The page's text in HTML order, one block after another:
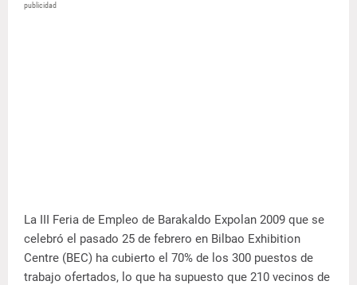
publicidad
La III Feria de Empleo de Barakaldo Expolan 2009 que se
celebró el pasado 25 de febrero en Bilbao Exhibition
Centre (BEC) ha cubierto el 70% de los 300 puestos de
trabajo ofertados, lo que ha supuesto que 210 vecinos de